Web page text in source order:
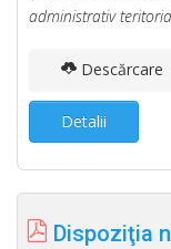
administrativ
Descărcare
Detalii
Dispoziţia